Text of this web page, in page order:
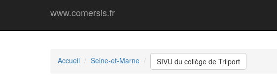
www.comersis.fr
Accueil Seine-et-Marne SIVU du collège de Trilport